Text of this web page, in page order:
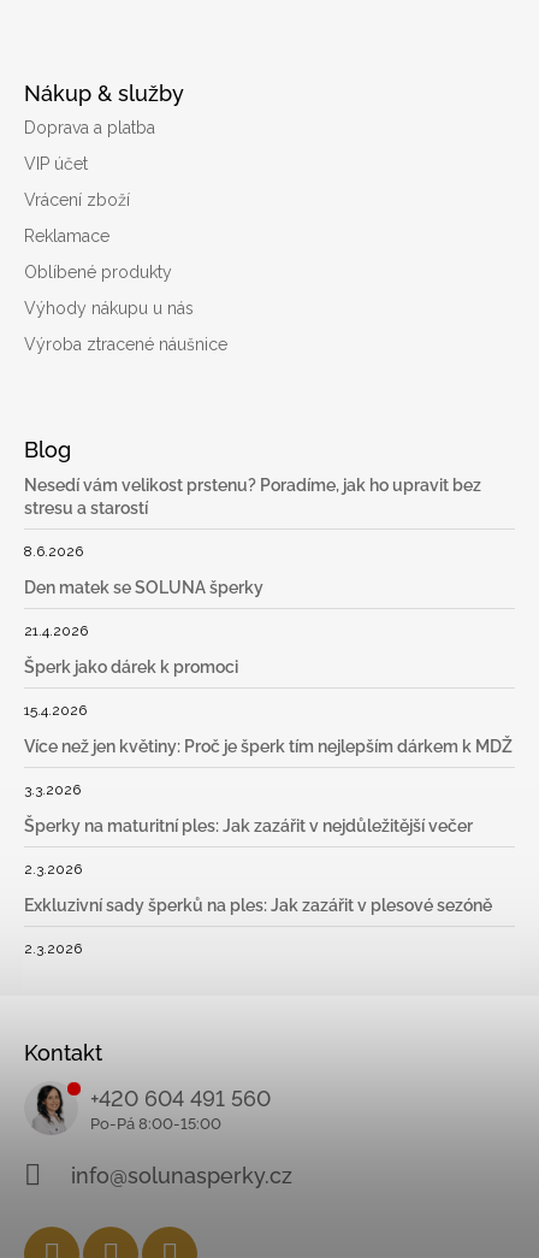
Nákup & služby
Doprava a platba
VIP účet
Vrácení zboží
Reklamace
Oblíbené produkty
Výhody nákupu u nás
Výroba ztracené náušnice
Blog
Nesedí vám velikost prstenu? Poradíme, jak ho upravit bez
stresu a starostí
8.6.2026
Den matek se SOLUNA šperky
21.4.2026
Šperk jako dárek k promoci
15.4.2026
Více než jen květiny: Proč je šperk tím nejlepším dárkem k MDŽ
3.3.2026
Šperky na maturitní ples: Jak zazářit v nejdůležitější večer
2.3.2026
Exkluzivní sady šperků na ples: Jak zazářit v plesové sezóně
2.3.2026
Kontakt
+420 604 491 560
info@solunasperky.cz